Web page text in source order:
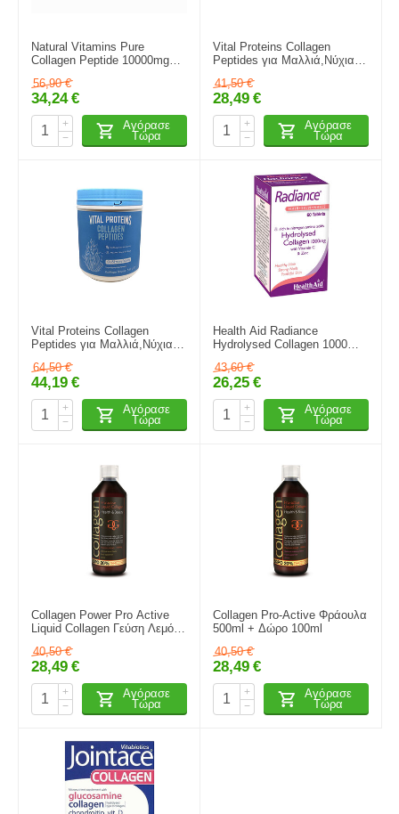
Natural Vitamins Pure
Collagen Peptide 10000mg
56,90 €
34,24 €
+
−
Αγόρασε
Τώρα
Vital Proteins Collagen
Peptides για Mαλλιά,Νύχια &
Πεπτίδια) 284gr
41,50 €
28,49 €
+
−
Αγόρασε
Τώρα
Vital Proteins Collagen
Peptides για Mαλλιά,Νύχια &
Πεπτίδια) 567gr
64,50 €
44,19 €
+
−
Αγόρασε
Τώρα
Health Aid Radiance
Hydrolysed Collagen 1000mg
43,60 €
26,25 €
+
−
Αγόρασε
Τώρα
Collagen Power Pro Active
Liquid Collagen Γεύση Λεμόνι
40,50 €
28,49 €
+
−
Αγόρασε
Τώρα
Collagen Pro-Active Φράουλα
500ml + Δώρο 100ml
40,50 €
28,49 €
+
−
Αγόρασε
Τώρα